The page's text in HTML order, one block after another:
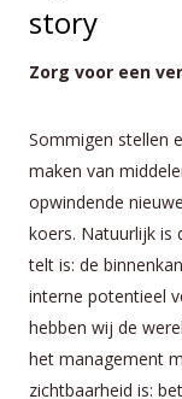
story
Zorg voor een
Sommigen stellen
maken van
opwindende
koers. Natuurlijk is
telt is: de
interne potentieel
hebben wij de
het management
zichtbaarheid is: